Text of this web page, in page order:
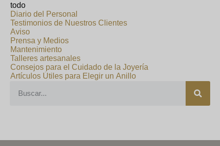
Diario del Personal
Testimonios de Nuestros Clientes
Aviso
Prensa y Medios
Mantenimiento
Talleres artesanales
Consejos para el Cuidado de la Joyería
Artículos Útiles para Elegir un Anillo
todo